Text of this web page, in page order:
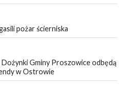
pożar ścierniska
Gminy Proszowice odbędą
w Ostrowie